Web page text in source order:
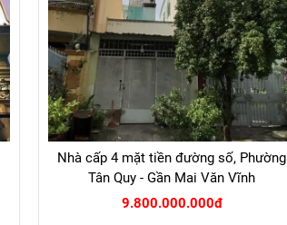
Nhà cấp 4 mặt tiền đường số, Phường
Tân Quy - Gần Mai Văn Vĩnh
9.800.000.000đ